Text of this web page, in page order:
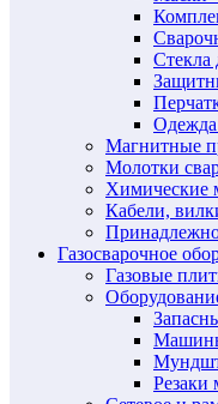
Стекла
Одежда
Магнитные
Молотки
Химические
Кабели,
Газосварочное
Газовые